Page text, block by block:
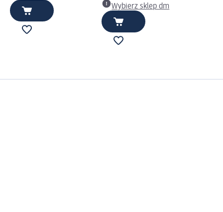
Wybierz sklep dm